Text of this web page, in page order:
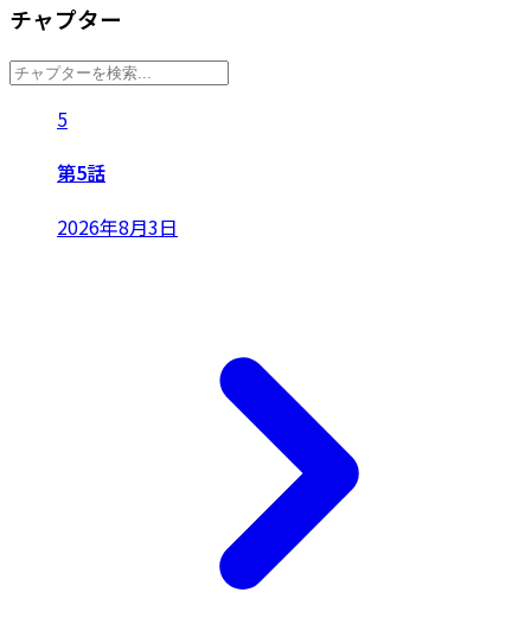
チャプター
5
第5話
2026年8月3日